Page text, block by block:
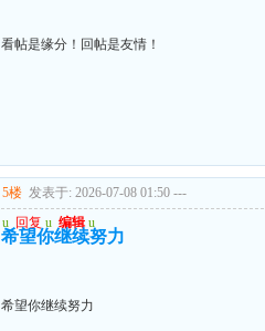
看帖是缘分！回帖是友情！
5楼 发表于: 2026-07-08 01:50 ---
u 回复 u 编辑 u
希望你继续努力
希望你继续努力